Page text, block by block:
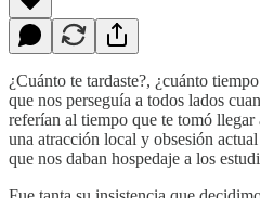
¿Cuánto te tardaste?, ¿cuánto
que nos perseguía a todos lados
referían al tiempo que te tomó
una atracción local y obsesión
que nos daban hospedaje a los